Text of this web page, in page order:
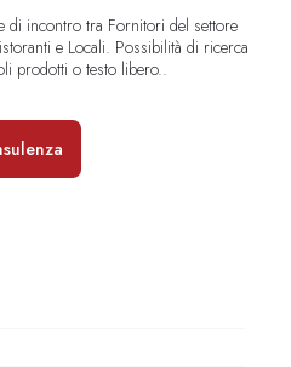
di incontro tra Fornitori del settore
e Locali. Possibilità di ricerca
prodotti o testo libero..